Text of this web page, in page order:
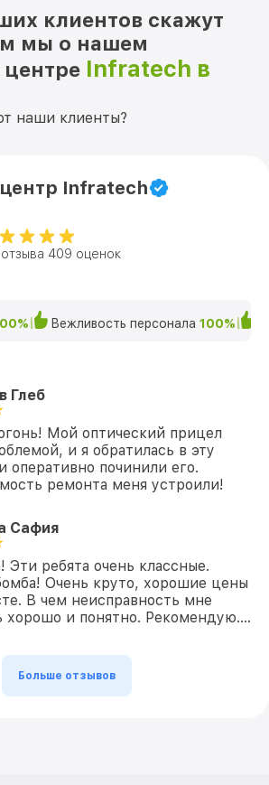
клиентов скажут
мы о нашем
Infratech в
наши клиенты?
Infratech
отзыва 409 оценок
Вежливость персонала 100%
Глеб
Мой оптический прицел
и я обратилась в эту
оперативно починили его.
ремонта меня устроили!
Сафия
Эти ребята очень классные.
Очень круто, хорошие цены
В чем неисправность мне
хорошо и понятно. Рекомендую….
Больше отзывов